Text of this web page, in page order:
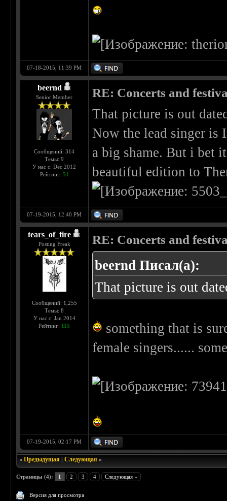
07-18-2015, 11:39 PM
beernd
Senior Member
Сообщений: 314
Темы: 9
У нас с: Dec 2012
Рейтинг: 51
RE: Concerts and
That picture is out
Now the lead singer is
a big shame. But i bet
beautiful edition to
07-19-2015, 12:40 PM
tears_of_fire
Posting Freak
Сообщений: 1,255
Темы: 8
У нас с: Jan 2014
Рейтинг: 115
RE: Concerts and
beernd Писал(а):
That picture is out
something that is
female singers......
07-19-2015, 02:17 PM
«Предыдущая |Следующая »
Страницы (4): 1 2 3 4 Следующая »
Версия для просмотра